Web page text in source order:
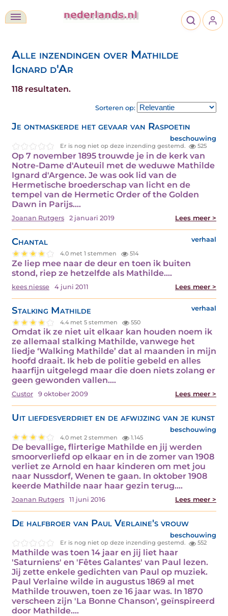
Alle inzendingen over Mathilde
Ignard d'Ar
118 resultaten.
Sorteren op:
Je ontmaskerde het gevaar van Raspoetin
beschouwing
Er is nog niet op deze inzending gestemd. 525
Op 7 november 1895 trouwde je in de kerk van
Notre-Dame d'Auteuil met de weduwe Mathilde
Ignard d'Argence. Je was ook lid van de
Hermetische broederschap van licht en de
tempel van de Hermetic Order of the Golden
Dawn in Parijs.…
Joanan Rutgers 2 januari 2019 Lees meer >
Chantal verhaal
4.0 met 1 stemmen 514
Ze liep mee naar de deur en toen ik buiten
stond, riep ze hetzelfde als Mathilde.…
kees niesse 4 juni 2011 Lees meer >
Stalking Mathilde verhaal
4.4 met 5 stemmen 550
Omdat ik ze niet uit elkaar kan houden noem ik
ze allemaal stalking Mathilde, vanwege het
liedje ‘Walking Mathilde’ dat al maanden in mijn
hoofd draait. Ik heb de politie gebeld en alles
haarfijn uitgelegd maar die doen niets zolang er
geen gewonden vallen.…
Custor 9 oktober 2009 Lees meer >
Uit liefdesverdriet en de afwijzing van je kunst
beschouwing
4.0 met 2 stemmen 1.145
De bevallige, flirterige Mathilde en jij werden
smoorverliefd op elkaar en in de zomer van 1908
verliet ze Arnold en haar kinderen om met jou
naar Nussdorf, Wenen te gaan. In oktober 1908
keerde Mathilde naar haar gezin terug.…
Joanan Rutgers 11 juni 2016 Lees meer >
De halfbroer van Paul Verlaine's vrouw
beschouwing
Er is nog niet op deze inzending gestemd. 552
Mathilde was toen 14 jaar en jij liet haar
'Saturniens' en 'Fêtes Galantes' van Paul lezen.
Jij zette enkele gedichten van Paul op muziek.
Paul Verlaine wilde in augustus 1869 al met
Mathilde trouwen, toen ze 16 jaar was. In 1870
verscheen zijn 'La Bonne Chanson', geïnspireerd
door Mathilde.…